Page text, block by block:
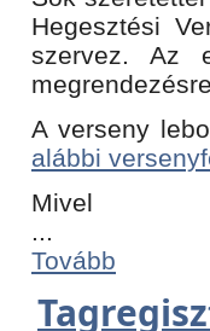
Hegesztési
szervez. Az
A verseny
alábbi
Mivel
...
Tovább